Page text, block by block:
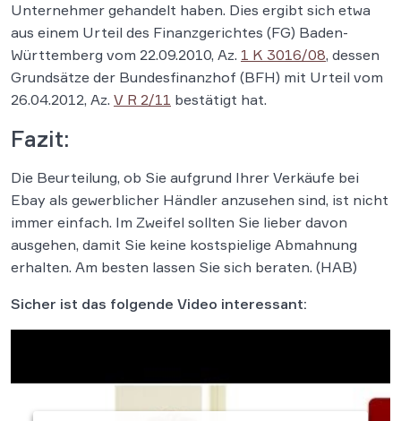
Unternehmer gehandelt haben. Dies ergibt sich etwa
aus einem Urteil des Finanzgerichtes (FG) Baden-
Württemberg vom 22.09.2010, Az. 1 K 3016/08, dessen
Grundsätze der Bundesfinanzhof (BFH) mit Urteil vom
26.04.2012, Az. V R 2/11 bestätigt hat.
Fazit:
Die Beurteilung, ob Sie aufgrund Ihrer Verkäufe bei
Ebay als gewerblicher Händler anzusehen sind, ist nicht
immer einfach. Im Zweifel sollten Sie lieber davon
ausgehen, damit Sie keine kostspielige Abmahnung
erhalten. Am besten lassen Sie sich beraten. (HAB)
Sicher ist das folgende Video interessant: